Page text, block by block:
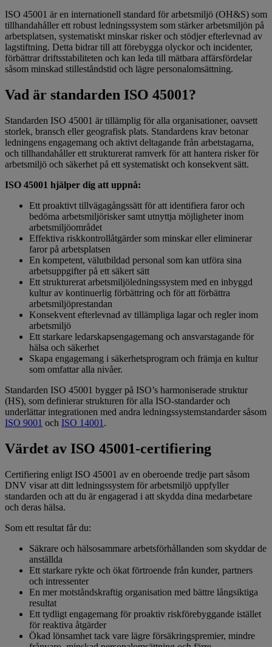
ISO 45001 är en internationell standard för arbetsmiljö (OH&S) som
tillhandahåller ett robust ledningssystem som stärker arbetsmiljön på
arbetsplatsen, systematiskt minskar risker och stödjer efterlevnad av
lagstiftning. Detta bidrar till att förebygga olyckor och incidenter,
förbättrar driftsstabiliteten och kan leda till mätbara affärsfördelar
såsom minskad stilleståndstid och lägre personalomsättning.
Vad är standarden ISO 45001?
Standarden ISO 45001 är tillämplig för alla organisationer, oavsett
storlek, bransch eller geografisk plats. Standardens krav betonar
ledningens engagemang och aktivt deltagande från arbetstagarna,
och tillhandahåller ett strukturerat ramverk för att hantera risker för
arbetsmiljö och säkerhet på ett systematiskt och konsekvent sätt.
ISO 45001 hjälper dig att uppnå:
Ett proaktivt tillvägagångssätt för att identifiera faror och
bedöma arbetsmiljörisker samt utnyttja möjligheter inom
arbetsmiljöområdet
Effektiva riskkontrollåtgärder som minskar eller eliminerar
faror på arbetsplatsen
En kompetent, välutbildad personal som kan utföra sina
arbetsuppgifter på ett säkert sätt
Ett strukturerat arbetsmiljöledningssystem med en inbyggd
kultur av kontinuerlig förbättring och för att förbättra
arbetsmiljöprestandan
Konsekvent efterlevnad av tillämpliga lagar och regler inom
arbetsmiljö
Ett starkare ledarskapsengagemang och ansvarstagande för
hälsa och säkerhet
Skapa engagemang i säkerhetsprogram och främja en kultur
som omfattar alla nivåer.
Standarden ISO 45001 bygger på ISO’s harmoniserade struktur
(HS), som definierar strukturen för alla ISO-standarder och
underlättar integrationen med andra ledningssystemstandarder såsom
ISO 9001 och ISO 14001 .
Värdet av ISO 45001-certifiering
Certifiering enligt ISO 45001 av en oberoende tredje part såsom
DNV visar att ditt ledningssystem för arbetsmiljö uppfyller
standarden och att du är engagerad i att skydda dina medarbetare
och deras hälsa.
Som ett resultat får du:
Säkrare och hälsosammare arbetsförhållanden som skyddar de
anställda
Ett starkare rykte och ökat förtroende från kunder, partners
och intressenter
En mer motståndskraftig organisation med bättre långsiktiga
resultat
Ett tydligt engagemang för proaktiv riskförebyggande istället
för reaktiva åtgärder
Ökad lönsamhet tack vare lägre försäkringspremier, mindre